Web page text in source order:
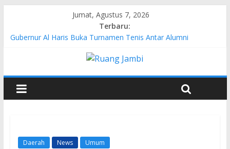
Jumat, Agustus 7, 2026
Terbaru:
Gubernur Al Haris Buka Turnamen Tenis Antar Alumni
Pertamina EP Jambi Imbau Masyarakat Tidak Beraktivitas di
Kasus Brigadir EWS: 4 Anggota Polisi Tersangka Resmi
Didampingi Pengacara Chris Januardi
FSO 115
Daerah News Umum